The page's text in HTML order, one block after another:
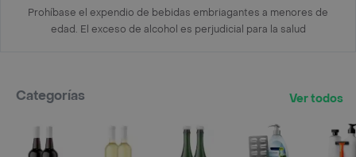
Prohíbase el expendio de bebidas embriagantes a menores de
edad. El exceso de alcohol es perjudicial para la salud
Categorías Ver todos